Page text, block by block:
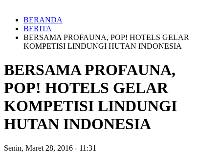
BERANDA
BERITA
BERSAMA PROFAUNA, POP! HOTELS GELAR
KOMPETISI LINDUNGI HUTAN INDONESIA
BERSAMA PROFAUNA,
POP! HOTELS GELAR
KOMPETISI LINDUNGI
HUTAN INDONESIA
Senin, Maret 28, 2016 - 11:31